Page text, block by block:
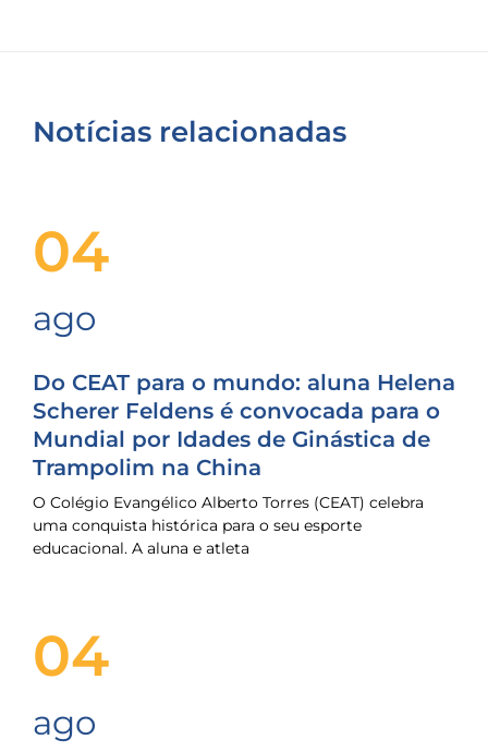
Notícias relacionadas
04
ago
Do CEAT para o mundo: aluna Helena
Scherer Feldens é convocada para o
Mundial por Idades de Ginástica de
Trampolim na China
O Colégio Evangélico Alberto Torres (CEAT) celebra
uma conquista histórica para o seu esporte
educacional. A aluna e atleta
04
ago